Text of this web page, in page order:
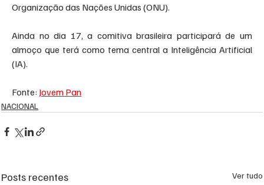
Organização das Nações Unidas (ONU).
Ainda no dia 17, a comitiva brasileira participará de um
almoço que terá como tema central a Inteligência Artificial
(IA).
Fonte: Jovem Pan
NACIONAL
Posts recentes Ver tudo